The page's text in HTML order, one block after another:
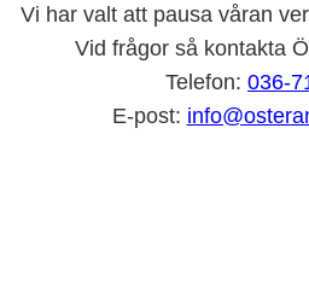
Vi har valt att pausa våran
Vid frågor så kontakta
Telefon: 036-
E-post: